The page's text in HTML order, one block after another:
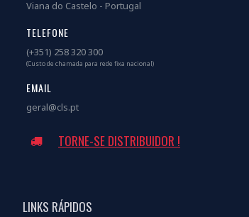
Viana do Castelo - Portugal
TELEFONE
(+351) 258 320 300
(Custo de chamada para rede fixa nacional)
EMAIL
geral@cls.pt
TORNE-SE DISTRIBUIDOR !
LINKS RÁPIDOS